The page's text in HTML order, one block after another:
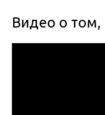
Видео о том,